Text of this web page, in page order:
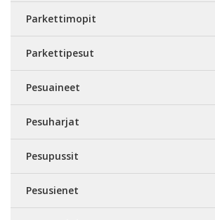
Parkettimopit
Parkettipesut
Pesuaineet
Pesuharjat
Pesupussit
Pesusienet